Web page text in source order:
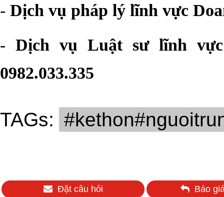
- Dịch vụ pháp lý lĩnh vực
- Dịch vụ Luật sư lĩnh
0982.033.335
TAGs:
Đặt câu hỏi Báo